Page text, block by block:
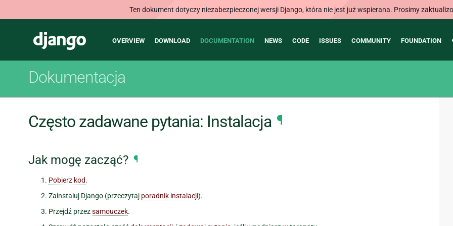
Ten dokument dotyczy niezabezpieczonej wersji Django, która nie jest już wspierana. Prosimy
Django
Main
OVERVIEW DOWNLOAD DOCUMENTATION NEWS CODE ISSUES COMMUNITY FOUNDATION
Dokumentacja
Często zadawane pytania: Instalacja ¶
Jak mogę zacząć? ¶
Pobierz kod.
Zainstaluj Django (przeczytaj poradnik instalacji).
Przejdź przezsamouczek.